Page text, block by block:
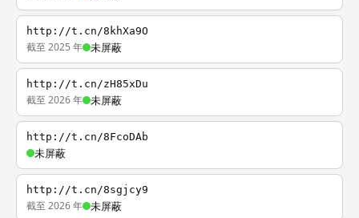
http://t.cn/8khXa9O
截至 2025 年 未屏蔽
http://t.cn/zH85xDu
截至 2026 年 未屏蔽
http://t.cn/8FcoDAb
未屏蔽
http://t.cn/8sgjcy9
截至 2026 年 未屏蔽